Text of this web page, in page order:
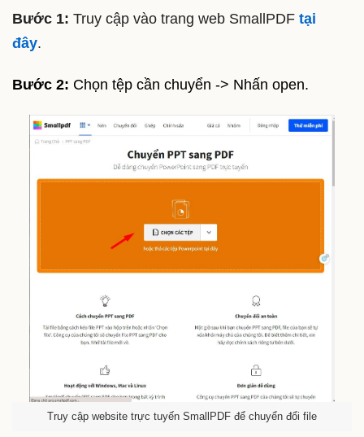
Bước 1: Truy cập vào trang web SmallPDF tại
đây.
Bước 2: Chọn tệp cần chuyển -> Nhấn open.
Truy cập website trực tuyến SmallPDF để chuyển đổi file